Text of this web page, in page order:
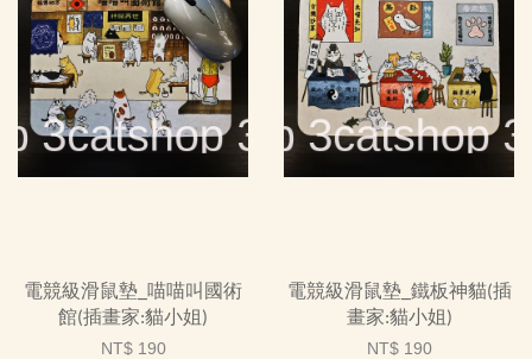
電競級滑鼠墊_喵喵叫國術
館(插畫家:貓小姐)
NT$ 190
電競級滑鼠墊_鐵板神貓(插
畫家:貓小姐)
NT$ 190